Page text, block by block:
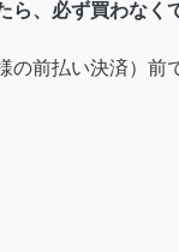
ら、必ず買わなく
の前払い決済）前